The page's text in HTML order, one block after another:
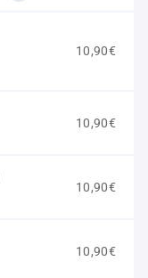
10,90€
10,90€
10,90€
10,90€